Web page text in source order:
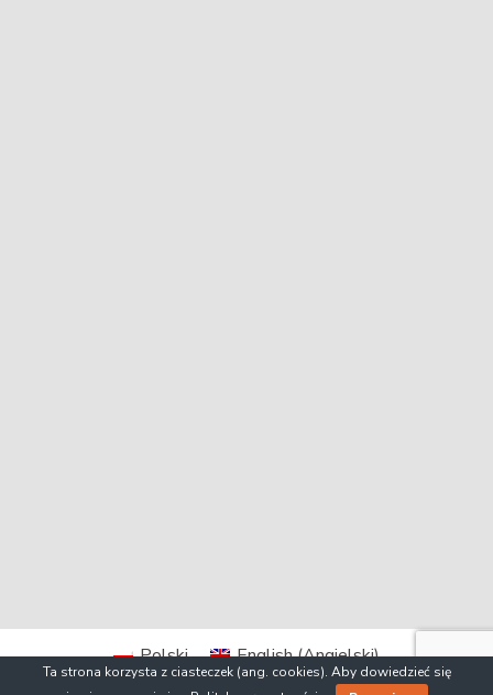
Ta strona korzysta z ciasteczek (ang. cookies). Aby dowiedzieć się
Polski English(Angielski)